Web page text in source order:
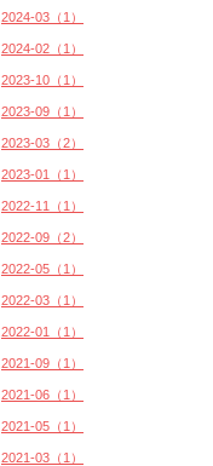
2024-03（1）
2024-02（1）
2023-10（1）
2023-09（1）
2023-03（2）
2023-01（1）
2022-11（1）
2022-09（2）
2022-05（1）
2022-03（1）
2022-01（1）
2021-09（1）
2021-06（1）
2021-05（1）
2021-03（1）